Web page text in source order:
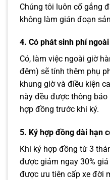
Chúng tôi luôn cố gắng
không làm gián đoạn
4. Có phát sinh phí
Có, làm việc ngoài giờ
đêm) sẽ tính thêm phụ
khung giờ và điều kiện
này đều được thông
hợp đồng trước khi ký.
5. Ký hợp đồng dài hạn
Khi ký hợp đồng từ 3
được giảm ngay 30%
được ưu tiên cấp xe đời